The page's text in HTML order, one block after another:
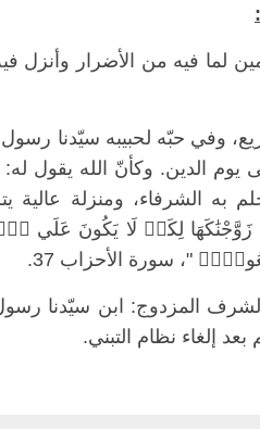
لما فيه من الأضرار
وفي حبّه لحبيبه سيّدنا
يوم الدين. وكأنّ الله
به الشرفاء، ومنزلة عالية
زَوَّجْنَٰكَهَا لِكَےْ لَا يَكُونَ عَلَي
"، سورة الأحزاب 37.
المزدوج: ابن سيّدنا
إلغاء نظام التبني.